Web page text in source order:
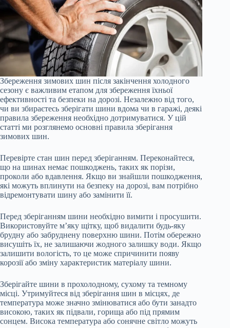
Збереження зимових шин після закінчення холодного
сезону є важливим етапом для збереження їхньої
ефективності та безпеки на дорозі. Незалежно від того,
чи ви збираєтесь зберігати шини вдома чи в гаражі, деякі
правила збереження необхідно дотримуватися. У цій
статті ми розглянемо основні правила зберігання
зимових шин.
Перевірте стан шин перед зберіганням. Переконайтеся,
що на шинах немає пошкоджень, таких як порізи,
проколи або вдавлення. Якщо ви знайшли пошкодження,
які можуть вплинути на безпеку на дорозі, вам потрібно
відремонтувати шину або замінити її.
Перед зберіганням шини необхідно вимити і просушити.
Використовуйте м’яку щітку, щоб видалити будь-яку
брудну або забруднену поверхню шини. Потім обережно
висушіть їх, не залишаючи жодного залишку води. Якщо
залишити вологість, то це може спричинити появу
корозії або зміну характеристик матеріалу шини.
Зберігайте шини в прохолодному, сухому та темному
місці. Утримуйтеся від зберігання шин в місцях, де
температура може значно змінюватися або бути занадто
високою, таких як підвали, горища або під прямим
сонцем. Висока температура або сонячне світло можуть